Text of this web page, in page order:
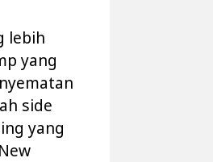
lebih
yang
side
yang